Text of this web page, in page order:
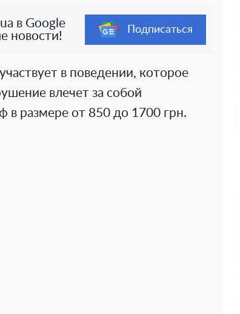
в Google
новости!
Подписаться
в поведении, которое
влечет за собой
размере от 850 до 1700 грн.